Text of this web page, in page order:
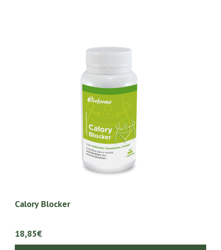
Calory Blocker
18,85€